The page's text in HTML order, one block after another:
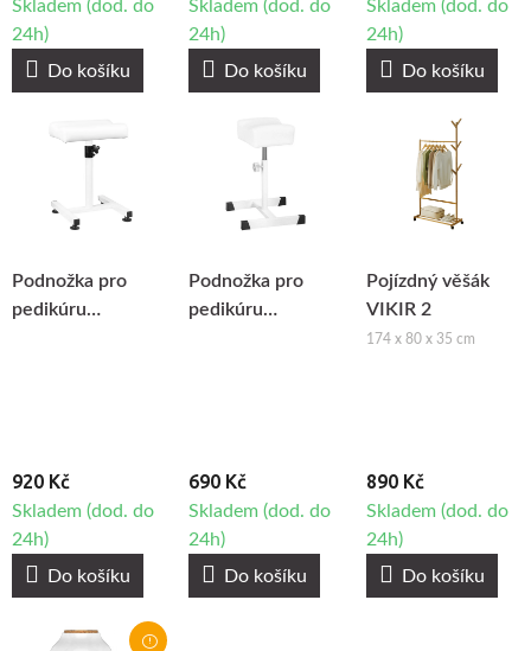
Skladem (dod. do
24h)
Do košíku
Skladem (dod. do
24h)
Do košíku
Skladem (dod. do
24h)
Do košíku
Podnožka pro
pedikúru
920 Kč
Skladem (dod. do
24h)
Do košíku
Podnožka pro
pedikúru
690 Kč
Skladem (dod. do
24h)
Do košíku
Pojízdný věšák
VIKIR 2
174 x 80 x 35 cm
890 Kč
Skladem (dod. do
24h)
Do košíku